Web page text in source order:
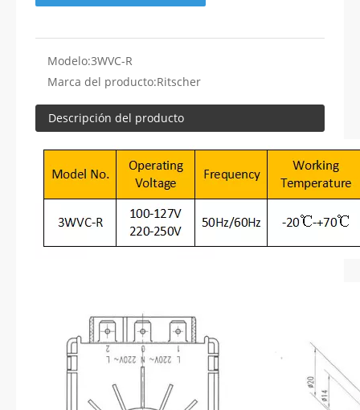
Modelo:3WVC-R
Marca del producto:Ritscher
Descripción del producto